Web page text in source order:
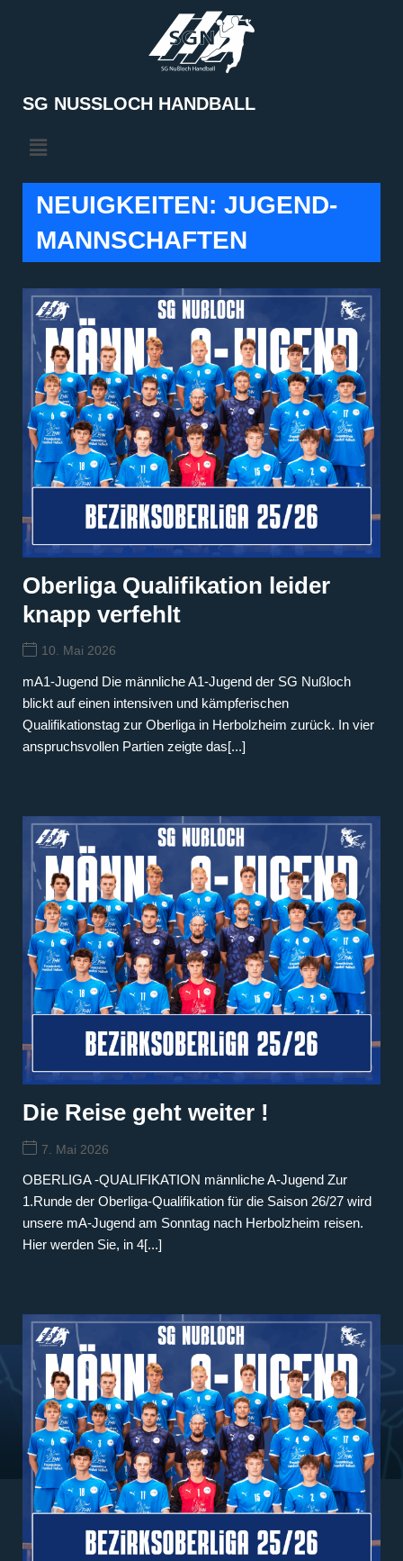
SG NUSSLOCH HANDBALL
NEUIGKEITEN: JUGEND-
MANNSCHAFTEN
Oberliga Qualifikation leider
knapp verfehlt
10. Mai 2026
mA1-Jugend Die männliche A1-Jugend der SG Nußloch
blickt auf einen intensiven und kämpferischen
Qualifikationstag zur Oberliga in Herbolzheim zurück. In vier
anspruchsvollen Partien zeigte das[...]
Die Reise geht weiter !
7. Mai 2026
OBERLIGA -QUALIFIKATION männliche A-Jugend Zur
1.Runde der Oberliga-Qualifikation für die Saison 26/27 wird
unsere mA-Jugend am Sonntag nach Herbolzheim reisen.
Hier werden Sie, in 4[...]